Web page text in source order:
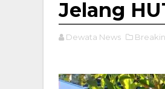
Jelang
Dewata News